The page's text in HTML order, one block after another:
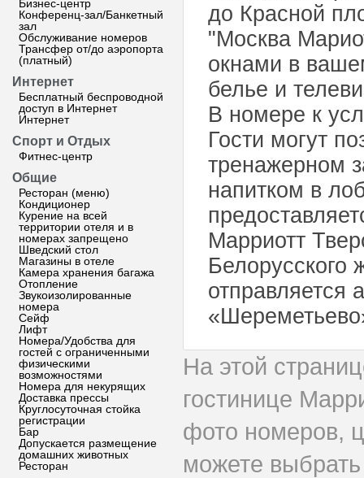
Бизнес-центр
Конференц-зал/Банкетный
зал
Обслуживание номеров
Трансфер от/до аэропорта
(платный)
Интернет
Бесплатный беспроводной
доступ в Интернет
Интернет
Спорт и Отдых
Фитнес-центр
Общие
Ресторан (меню)
Кондиционер
Курение на всей
территории отеля и в
номерах запрещено
Шведский стол
Магазины в отеле
Камера хранения багажа
Отопление
Звукоизолированные
номера
Сейф
Лифт
Номера/Удобства для
гостей с ограниченными
физическими
возможностями
Номера для некурящих
Доставка прессы
Круглосуточная стойка
регистрации
Бар
Допускается размещение
домашних животных
Ресторан
до Красной
"Москва
окнами в
белье и
В номере к
Гости могут
тренажерном
напитком в
Марриотт
Белорусского
отправляется
На этой
гостинице
фото номеров,
можете